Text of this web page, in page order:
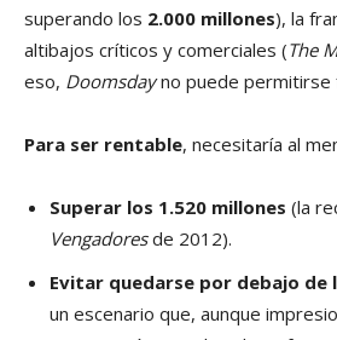
superando los 2.000 millones), la
altibajos críticos y comerciales (The
eso, Doomsdayno puede permitirse
Para ser rentable, necesitaría al
Superar los 1.520 millones (la
Vengadoresde 2012).
Evitar quedarse por debajo de
un escenario que, aunque